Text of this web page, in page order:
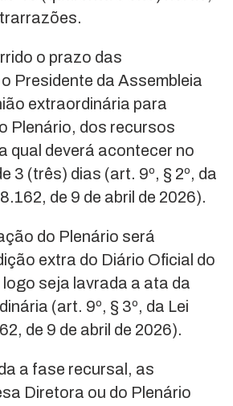
o prazo das
Presidente da Assembleia
extraordinária para
Plenário, dos recursos
qual deverá acontecer no
3 (três) dias (art. 9º, § 2º, da
de 9 de abril de 2026).
do Plenário será
extra do Diário Oficial do
seja lavrada a ata da
(art. 9º, § 3º, da Lei
de 9 de abril de 2026).
a fase recursal, as
Diretora ou do Plenário